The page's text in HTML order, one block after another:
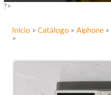
?>
Inicio > Catálogo > Aiphone >
>